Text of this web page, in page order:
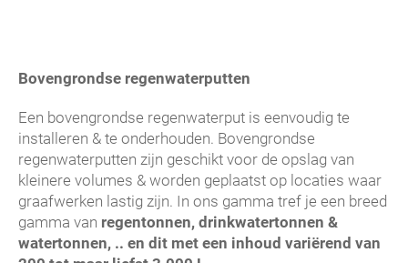
Bovengrondse regenwaterputten
Een bovengrondse regenwaterput is eenvoudig te
installeren & te onderhouden. Bovengrondse
regenwaterputten zijn geschikt voor de opslag van
kleinere volumes & worden geplaatst op locaties waar
graafwerken lastig zijn. In ons gamma tref je een breed
gamma van regentonnen, drinkwatertonnen &
watertonnen, .. en dit met een inhoud variërend van